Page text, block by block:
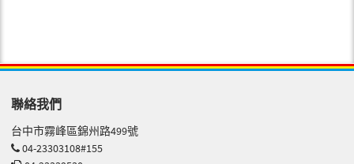
聯絡我們
台中市霧峰區錦州路499號
04-23303108#155